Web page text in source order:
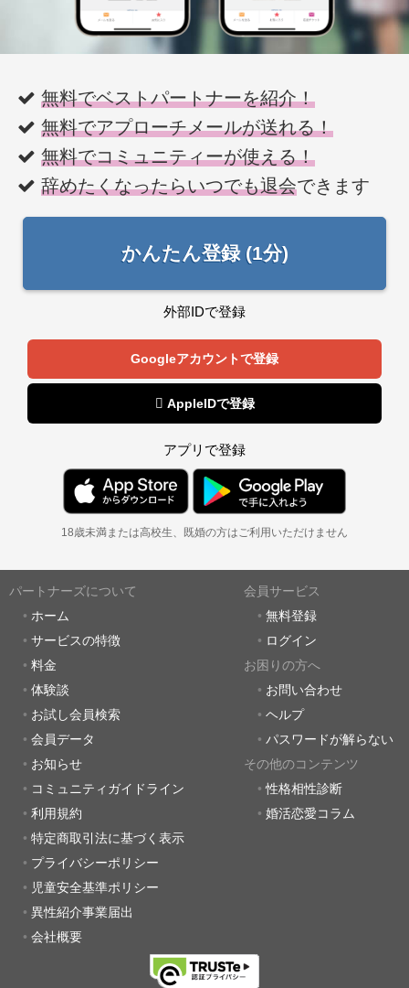
無料でベストパートナーを紹介！
無料でアプローチメールが送れる！
無料でコミュニティーが使える！
辞めたくなったらいつでも退会できます
かんたん登録 (1分)
外部IDで登録
Googleアカウントで登録
 AppleIDで登録
アプリで登録
18歳未満または高校生、既婚の方はご利用いただけません
パートナーズについて
ホーム
サービスの特徴
料金
体験談
お試し会員検索
会員データ
お知らせ
コミュニティガイドライン
利用規約
特定商取引法に基づく表示
プライバシーポリシー
児童安全基準ポリシー
異性紹介事業届出
会社概要
会員サービス
無料登録
ログイン
お困りの方へ
お問い合わせ
ヘルプ
パスワードが解らない
その他のコンテンツ
性格相性診断
婚活恋愛コラム